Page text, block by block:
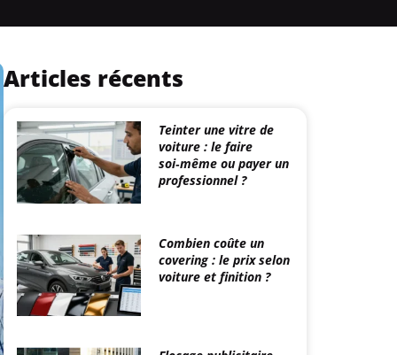
Articles récents
Teinter une vitre de
voiture : le faire
soi‑même ou payer un
professionnel ?
Combien coûte un
covering : le prix selon
voiture et finition ?